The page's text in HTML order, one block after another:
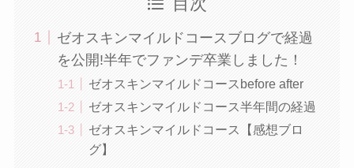
目次
ゼオスキンマイルドコースブログで経過
を公開!半年でファンデ卒業しました！
ゼオスキンマイルドコースbefore after
ゼオスキンマイルドコース半年間の経過
ゼオスキンマイルドコース【感想ブロ
グ】